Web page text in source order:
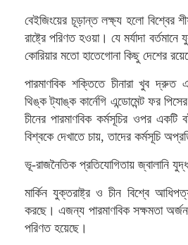
বেইজিংয়ের চূড়ান্ত লক্ষ্য হলো বিশ্বের
রাষ্ট্রে পরিণত হওয়া। যে মর্যাদা বর্তমানে
কোরিয়ার মতো হাতেগোনা কিছু দেশের
পারমাণবিক শক্তিতে চীনারা খুব দ্রুত
থিঙ্ক ট্যাঙ্ক কার্নেগি এন্ডোমেন্ট ফর
চীনের পারমাণবিক কর্মসূচির ওপর একটি
বিশ্বকে দেখাতে চায়, তাদের কর্মসূচি
ভূ-রাজনৈতিক প্রতিযোগিতায় জ্বালানি
মার্কিন যুক্তরাষ্ট্র ও চীন বিশ্বে
করছে। এজন্য পারমাণবিক সক্ষমতা
পরিণত হয়েছে।